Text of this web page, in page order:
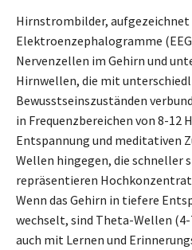
Hirnstrombilder, aufgezeichnet
Elektroenzephalogramme
Nervenzellen im Gehirn und
Hirnwellen, die mit
Bewusstseinszuständen
in Frequenzbereichen von 8-12
Entspannung und meditativen
Wellen hingegen, die schneller
repräsentieren
Wenn das Gehirn in tiefere
wechselt, sind Theta-Wellen
auch mit Lernen und